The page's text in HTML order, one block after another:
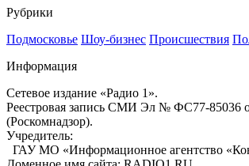
Рубрики
Подмосковье Шоу-бизнес Происшествия
Информация
Сетевое издание «Радио 1».
Реестровая запись СМИ Эл № ФС77-85036
(Роскомнадзор).
Учредитель:
ГАУ МО «Информационное агентство